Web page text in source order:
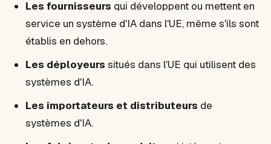
Les fournisseurs qui développent ou mettent en
service un système d'IA dans l'UE, même s'ils sont
établis en dehors.
Les déployeurs situés dans l'UE qui utilisent des
systèmes d'IA.
Les importateurs et distributeurs de
systèmes d'IA.